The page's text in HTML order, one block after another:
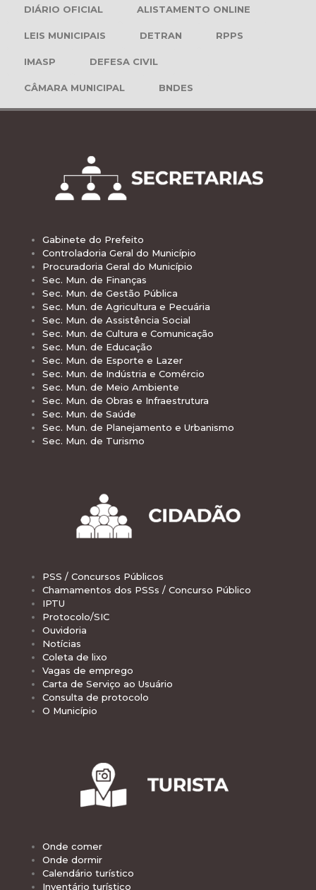
DIÁRIO OFICIAL ALISTAMENTO ONLINE
LEIS MUNICIPAIS DETRAN RPPS
IMASP DEFESA CIVIL
CÂMARA MUNICIPAL BNDES
Gabinete do Prefeito
Controladoria Geral do Município
Procuradoria Geral do Município
Sec. Mun. de Finanças
Sec. Mun. de Gestão Pública
Sec. Mun. de Agricultura e Pecuária
Sec. Mun. de Assistência Social
Sec. Mun. de Cultura e Comunicação
Sec. Mun. de Educação
Sec. Mun. de Esporte e Lazer
Sec. Mun. de Indústria e Comércio
Sec. Mun. de Meio Ambiente
Sec. Mun. de Obras e Infraestrutura
Sec. Mun. de Saúde
Sec. Mun. de Planejamento e Urbanismo
Sec. Mun. de Turismo
PSS / Concursos Públicos
Chamamentos dos PSSs / Concurso Público
IPTU
Protocolo/SIC
Ouvidoria
Notícias
Coleta de lixo
Vagas de emprego
Carta de Serviço ao Usuário
Consulta de protocolo
O Município
Onde comer
Onde dormir
Calendário turístico
Inventário turístico